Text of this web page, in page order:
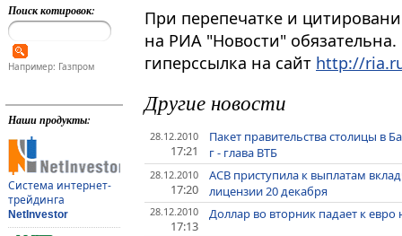
Поиск котировок:
Например: Газпром
Наши продукты:
Система интернет-
трейдинга
NetInvestor
При перепечатке и
на РИА "Новости"
гиперссылка на сайт http://
Другие новости
28.12.2010
17:21
Пакет правительства столицы в
г - глава ВТБ
28.12.2010
17:20
АСВ приступила к выплатам
лицензии 20 декабря
28.12.2010
17:13
Доллар во вторник падает к